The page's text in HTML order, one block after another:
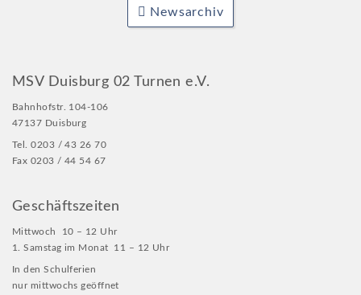
Newsarchiv
MSV Duisburg 02 Turnen e.V.
Bahnhofstr. 104-106
47137 Duisburg
Tel. 0203 / 43 26 70
Fax 0203 / 44 54 67
Geschäftszeiten
Mittwoch 10 – 12 Uhr
1. Samstag im Monat 11 – 12 Uhr
In den Schulferien
nur mittwochs geöffnet